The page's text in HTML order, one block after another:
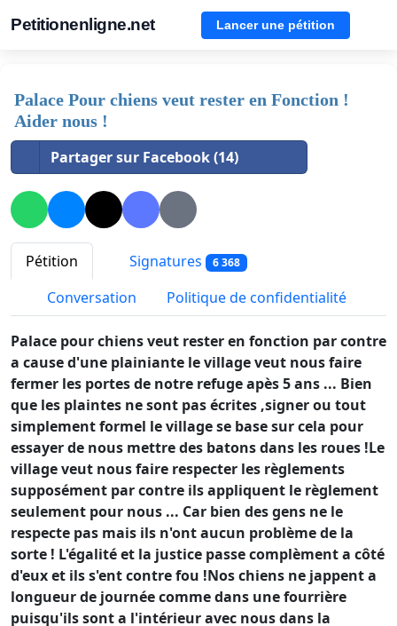
Petitionenligne.net Lancer une pétition
Palace Pour chiens veut rester en Fonction !
Aider nous !
Partager sur Facebook (14)
Pétition Signatures 6 368
Conversation Politique de confidentialité
Palace pour chiens veut rester en fonction par contre
a cause d'une plainiante le village veut nous faire
fermer les portes de notre refuge apès 5 ans ... Bien
que les plaintes ne sont pas écrites ,signer ou tout
simplement formel le village se base sur cela pour
essayer de nous mettre des batons dans les roues !Le
village veut nous faire respecter les règlements
supposément par contre ils appliquent le règlement
seulement pour nous ... Car bien des gens ne le
respecte pas mais ils n'ont aucun problème de la
sorte ! L'égalité et la justice passe complèment a côté
d'eux et ils s'ent contre fou !Nos chiens ne jappent a
longueur de journée comme dans une fourrière
puisqu'ils sont a l'intérieur avec nous dans la